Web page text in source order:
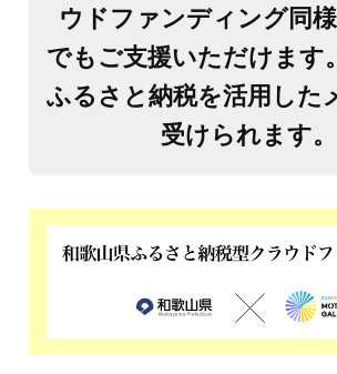
ウドファンディング同
でもご支援いただけます
ふるさと納税を活用した
受けられます。